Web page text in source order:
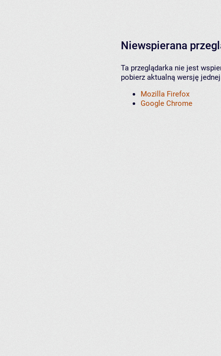
Niewspierana
Ta przeglądarka nie jest
pobierz aktualną wersję
Mozilla Firefox
Google Chrome